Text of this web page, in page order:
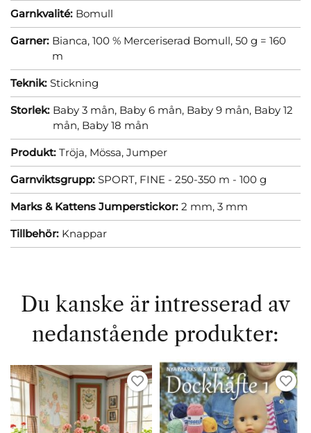
Garnkvalité: Bomull
Garner: Bianca, 100 % Merceriserad Bomull, 50 g = 160
m
Teknik: Stickning
Storlek: Baby 3 mån, Baby 6 mån, Baby 9 mån, Baby 12
mån, Baby 18 mån
Produkt: Tröja, Mössa, Jumper
Garnviktsgrupp: SPORT, FINE - 250-350 m - 100 g
Marks & Kattens Jumperstickor: 2 mm, 3 mm
Tillbehör: Knappar
Du kanske är intresserad av
nedanstående produkter: